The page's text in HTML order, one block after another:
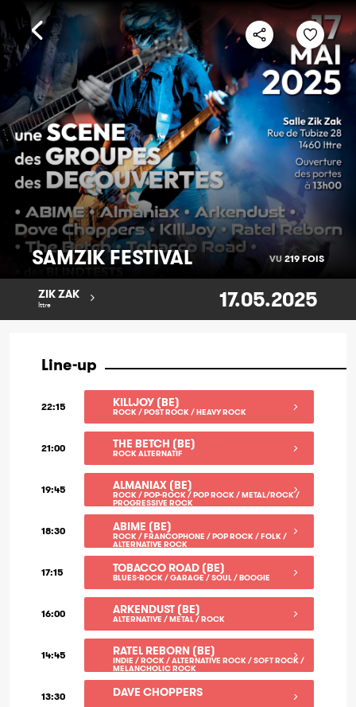
SAMZIK FESTIVAL VU 219 FOIS
ZIK ZAK
Ittre 17.05.2025
Line-up
22:15 KILLJOY (BE)
ROCK / POST ROCK / HEAVY ROCK
21:00 THE BETCH (BE)
ROCK ALTERNATIF
19:45 ALMANIAX (BE)
ROCK / POP-ROCK / POP ROCK / METAL/ROCK /
PROGRESSIVE ROCK
18:30 ABIME (BE)
ROCK / FRANCOPHONE / POP ROCK / FOLK /
ALTERNATIVE ROCK
17:15 TOBACCO ROAD (BE)
BLUES-ROCK / GARAGE / SOUL / BOOGIE
16:00 ARKENDUST (BE)
ALTERNATIVE / METAL / ROCK
14:45 RATEL REBORN (BE)
INDIE / ROCK / ALTERNATIVE ROCK / SOFT ROCK /
MELANCHOLIC ROCK
13:30 DAVE CHOPPERS